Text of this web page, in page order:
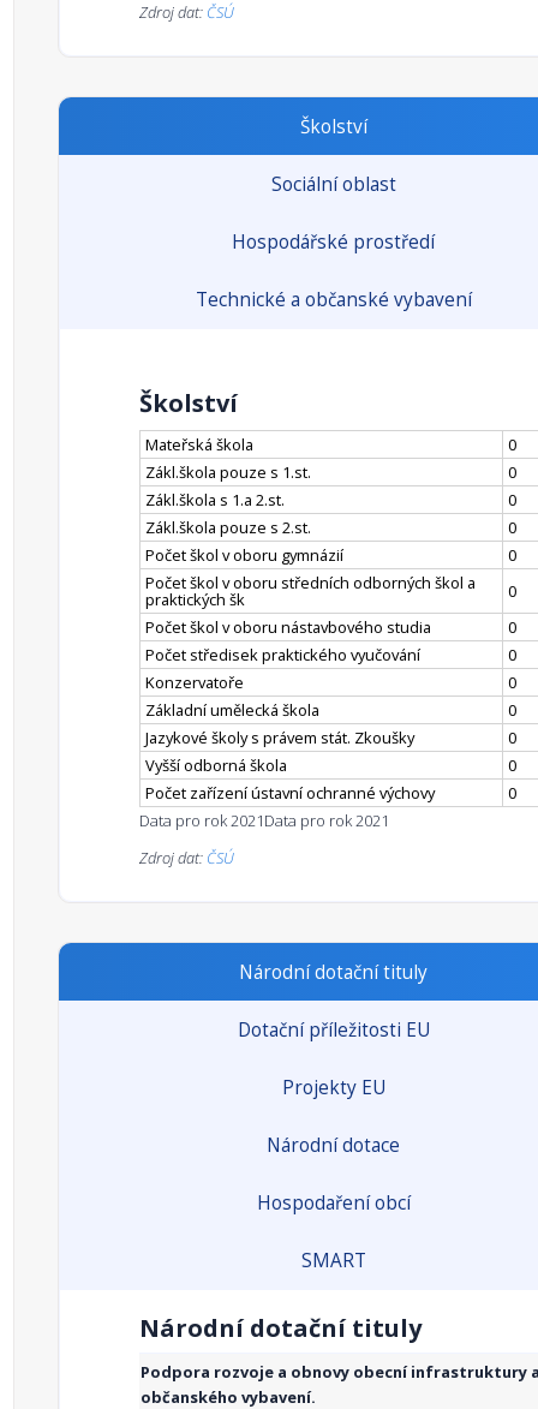
Zdroj dat: ČSÚ
Školství
Sociální oblast
Hospodářské prostředí
Technické a občanské vybavení
Školství
Mateřská škola
0
Zákl.škola pouze s 1.st.
0
Zákl.škola s 1.a 2.st.
0
Zákl.škola pouze s 2.st.
0
Počet škol v oboru gymnázií
0
Počet škol v oboru středních odborných škol a
praktických šk
0
Počet škol v oboru nástavbového studia
0
Počet středisek praktického vyučování
0
Konzervatoře
0
Základní umělecká škola
0
Jazykové školy s právem stát. Zkoušky
0
Vyšší odborná škola
0
Počet zařízení ústavní ochranné výchovy
0
Data pro rok 2021Data pro rok 2021
Zdroj dat: ČSÚ
Národní dotační tituly
Dotační příležitosti EU
Projekty EU
Národní dotace
Hospodaření obcí
SMART
Národní dotační tituly
Podpora rozvoje a obnovy obecní infrastruktury
občanského vybavení.